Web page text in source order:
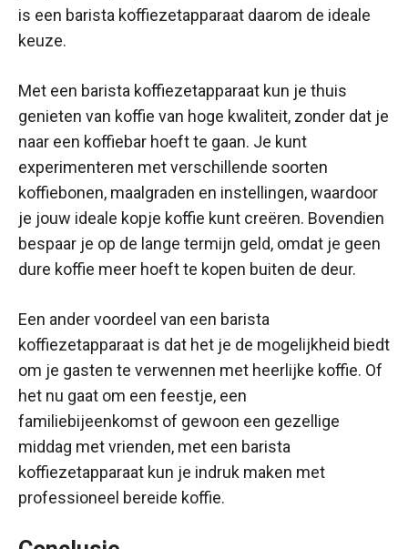
is een barista koffiezetapparaat daarom de ideale
keuze.
Met een barista koffiezetapparaat kun je thuis
genieten van koffie van hoge kwaliteit, zonder dat je
naar een koffiebar hoeft te gaan. Je kunt
experimenteren met verschillende soorten
koffiebonen, maalgraden en instellingen, waardoor
je jouw ideale kopje koffie kunt creëren. Bovendien
bespaar je op de lange termijn geld, omdat je geen
dure koffie meer hoeft te kopen buiten de deur.
Een ander voordeel van een barista
koffiezetapparaat is dat het je de mogelijkheid biedt
om je gasten te verwennen met heerlijke koffie. Of
het nu gaat om een feestje, een
familiebijeenkomst of gewoon een gezellige
middag met vrienden, met een barista
koffiezetapparaat kun je indruk maken met
professioneel bereide koffie.